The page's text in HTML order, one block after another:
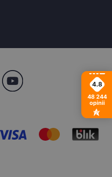
4.8
48 244
opinii